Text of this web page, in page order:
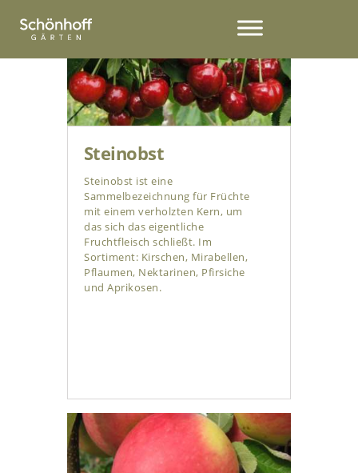
Steinobst
Steinobst ist eine
Sammelbezeichnung für Früchte
mit einem verholzten Kern, um
das sich das eigentliche
Fruchtfleisch schließt. Im
Sortiment: Kirschen, Mirabellen,
Pflaumen, Nektarinen, Pfirsiche
und Aprikosen.